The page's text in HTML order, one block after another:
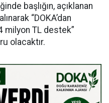
başlığın, açıklanan
“DOKA’dan
milyon TL destek”
olacaktır.